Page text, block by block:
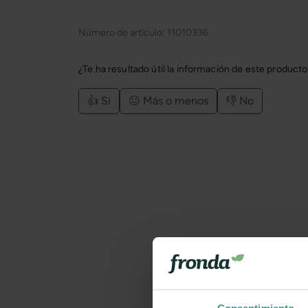
Número de artículo: 11010336
¿Te ha resultado útil la información de este
👍 Sí 😐 Más o menos 👎 No